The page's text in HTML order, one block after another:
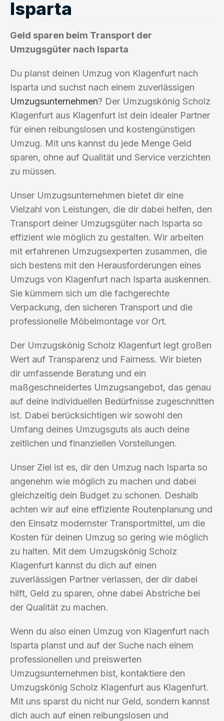
Isparta
Geld sparen beim Transport der
Umzugsgüter nach Isparta
Du planst deinen Umzug von Klagenfurt nach
Isparta und suchst nach einem zuverlässigen
Umzugsunternehmen? Der Umzugskönig Scholz
Klagenfurt aus Klagenfurt ist dein idealer Partner
für einen reibungslosen und kostengünstigen
Umzug. Mit uns kannst du jede Menge Geld
sparen, ohne auf Qualität und Service verzichten
zu müssen.
Unser Umzugsunternehmen bietet dir eine
Vielzahl von Leistungen, die dir dabei helfen, den
Transport deiner Umzugsgüter nach Isparta so
effizient wie möglich zu gestalten. Wir arbeiten
mit erfahrenen Umzugsexperten zusammen, die
sich bestens mit den Herausforderungen eines
Umzugs von Klagenfurt nach Isparta auskennen.
Sie kümmern sich um die fachgerechte
Verpackung, den sicheren Transport und die
professionelle Möbelmontage vor Ort.
Der Umzugskönig Scholz Klagenfurt legt großen
Wert auf Transparenz und Fairness. Wir bieten
dir umfassende Beratung und ein
maßgeschneidertes Umzugsangebot, das genau
auf deine individuellen Bedürfnisse zugeschnitten
ist. Dabei berücksichtigen wir sowohl den
Umfang deines Umzugsguts als auch deine
zeitlichen und finanziellen Vorstellungen.
Unser Ziel ist es, dir den Umzug nach Isparta so
angenehm wie möglich zu machen und dabei
gleichzeitig dein Budget zu schonen. Deshalb
achten wir auf eine effiziente Routenplanung und
den Einsatz modernster Transportmittel, um die
Kosten für deinen Umzug so gering wie möglich
zu halten. Mit dem Umzugskönig Scholz
Klagenfurt kannst du dich auf einen
zuverlässigen Partner verlassen, der dir dabei
hilft, Geld zu sparen, ohne dabei Abstriche bei
der Qualität zu machen.
Wenn du also einen Umzug von Klagenfurt nach
Isparta planst und auf der Suche nach einem
professionellen und preiswerten
Umzugsunternehmen bist, kontaktiere den
Umzugskönig Scholz Klagenfurt aus Klagenfurt.
Mit uns sparst du nicht nur Geld, sondern kannst
dich auch auf einen reibungslosen und